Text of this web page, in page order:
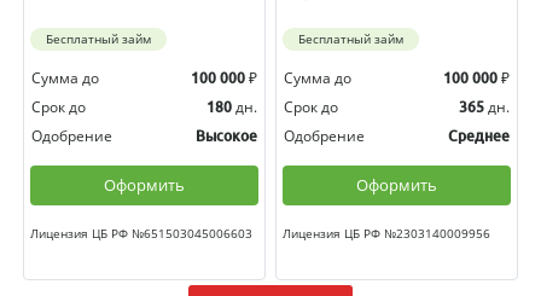
Бесплатный займ
Сумма до 100 000 ₽
Срок до
180 дн.
Одобрение
Высокое
Оформить
Лицензия ЦБ РФ №651503045006603
Бесплатный займ
Сумма до 100 000 ₽
Срок до
365 дн.
Одобрение
Среднее
Оформить
Лицензия ЦБ РФ №2303140009956